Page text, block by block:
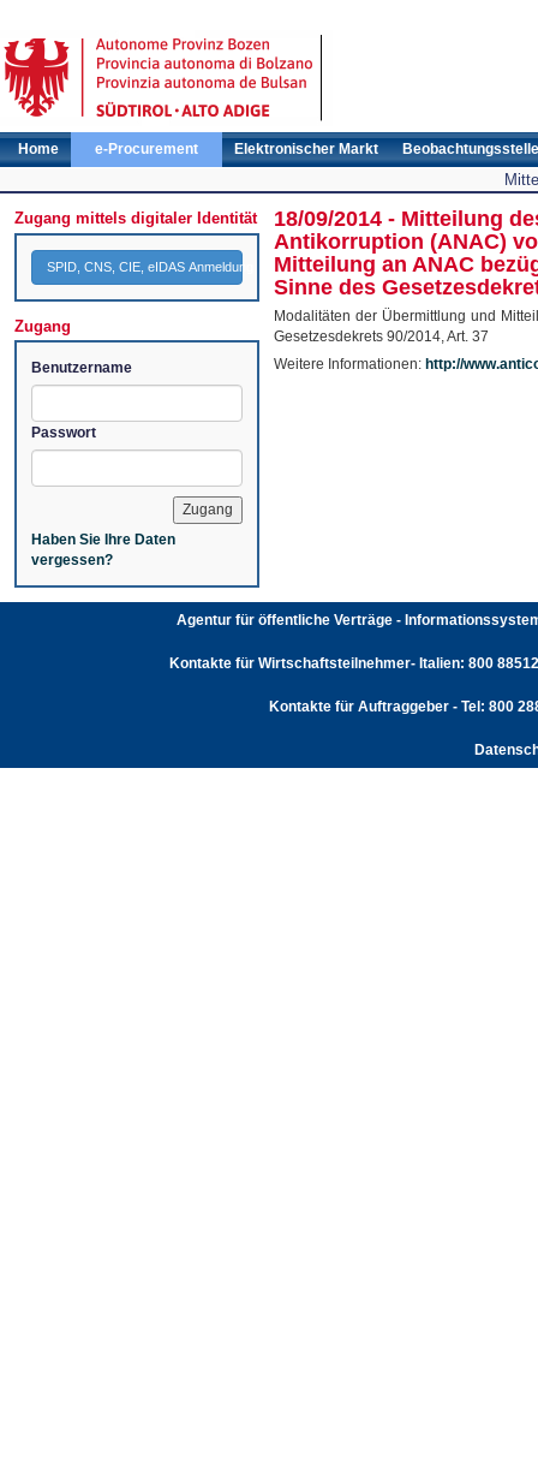
Home e-Procurement Elektronischer Markt Beobachtungsstelle
Zugang mittels digitaler Identität
SPID, CNS, CIE, eIDAS Anmeldung
Zugang
Benutzername
Passwort
Haben Sie Ihre Daten
vergessen?
18/09/2014 - Mitteilung
Antikorruption (ANAC)
Mitteilung an ANAC
Sinne des
Modalitäten der Übermittlung und
Gesetzesdekrets 90/2014, Art. 37
Weitere Informationen: http://
Agentur für öffentliche Verträge -
Kontakte für Wirtschaftsteilnehmer- Italien: 800
Kontakte für Auftraggeber - Tel: 800